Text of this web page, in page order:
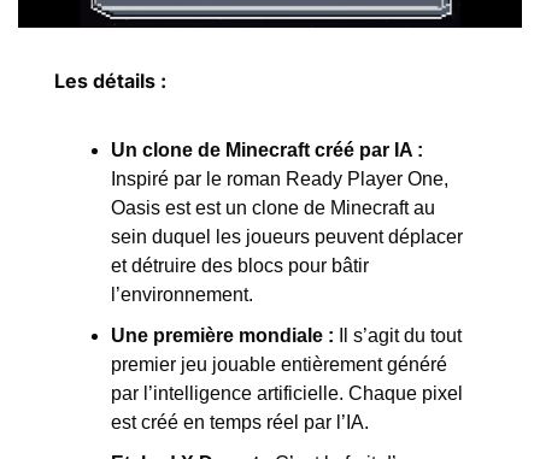
Les détails :
Un clone de Minecraft créé par IA :
Inspiré par le roman Ready Player One,
Oasis est est un clone de Minecraft au
sein duquel les joueurs peuvent déplacer
et détruire des blocs pour bâtir
l’environnement.
Une première mondiale : Il s’agit du tout
premier jeu jouable entièrement généré
par l’intelligence artificielle. Chaque pixel
est créé en temps réel par l’IA.